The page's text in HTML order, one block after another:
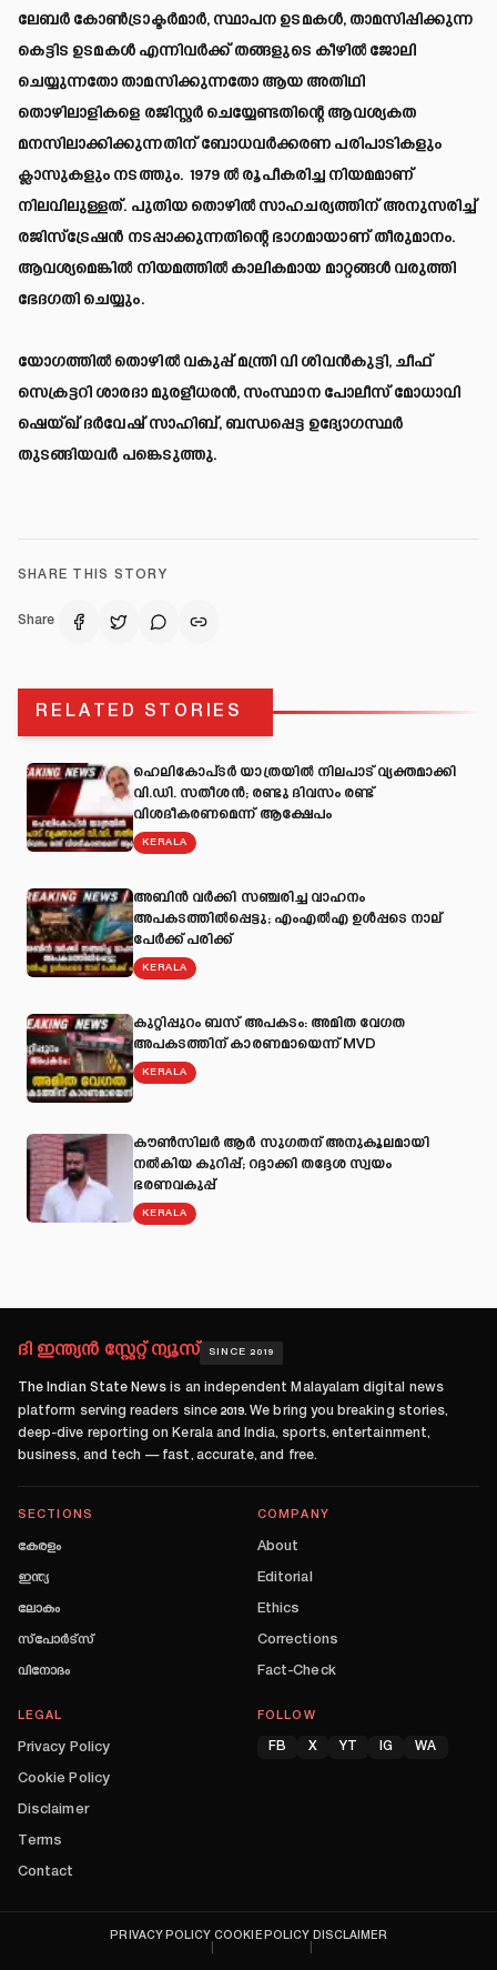
ലേബർ കോൺട്രാക്ടർമാർ, സ്ഥാപന ഉടമകൾ, താമസിപ്പിക്കുന്ന
കെട്ടിട ഉടമകൾ എന്നിവർക്ക് തങ്ങളുടെ കീഴിൽ ജോലി
ചെയ്യുന്നതോ താമസിക്കുന്നതോ ആയ അതിഥി
തൊഴിലാളികളെ രജിസ്റ്റർ ചെയ്യേണ്ടതിന്റെ ആവശ്യകത
മനസിലാക്കിക്കുന്നതിന് ബോധവർക്കരണ പരിപാടികളും
ക്ലാസുകളും നടത്തും. 1979 ൽ രൂപീകരിച്ച നിയമമാണ്
നിലവിലുള്ളത്. പുതിയ തൊഴിൽ സാഹചര്യത്തിന് അനുസരിച്ച്
രജിസ്‌ട്രേഷൻ നടപ്പാക്കുന്നതിന്റെ ഭാഗമായാണ് തീരുമാനം.
ആവശ്യമെങ്കിൽ നിയമത്തിൽ കാലികമായ മാറ്റങ്ങൾ വരുത്തി
ഭേദഗതി ചെയ്യും.
യോഗത്തിൽ തൊഴിൽ വകുപ്പ് മന്ത്രി വി ശിവൻകുട്ടി, ചീഫ്
സെക്രട്ടറി ശാരദാ മുരളീധരൻ, സംസ്ഥാന പോലീസ് മോധാവി
ഷെയ്ഖ് ദർവേഷ് സാഹിബ്, ബന്ധപ്പെട്ട ഉദ്യോഗസ്ഥർ
തുടങ്ങിയവർ പങ്കെടുത്തു.
SHARE THIS STORY
Share
RELATED STORIES
ഹെലികോപ്ടർ യാത്രയിൽ നിലപാട് വ്യക്തമാക്കി
വി.ഡി. സതീശൻ; രണ്ടു ദിവസം രണ്ട്
വിശദീകരണമെന്ന് ആക്ഷേപം
KERALA
അബിന്‍ വര്‍ക്കി സഞ്ചരിച്ച വാഹനം
അപകടത്തില്‍പ്പെട്ടു; എംഎല്‍എ ഉള്‍പ്പടെ നാല്
പേര്‍ക്ക് പരിക്ക്
KERALA
കുറ്റിപ്പുറം ബസ് അപകടം: അമിത വേഗത
അപകടത്തിന് കാരണമായെന്ന് MVD
KERALA
കൗൺസിലർ ആർ സുഗതന് അനുകൂലമായി
നല്‍കിയ കുറിപ്പ്; റദ്ദാക്കി തദ്ദേശ സ്വയം
ഭരണവകുപ്പ്
KERALA
ദി ഇന്ത്യൻ സ്റ്റേറ്റ് ന്യൂസ് SINCE 2019
The Indian State News is an independent Malayalam digital news
platform serving readers since 2019. We bring you breaking stories,
deep-dive reporting on Kerala and India, sports, entertainment,
business, and tech — fast, accurate, and free.
SECTIONS
കേരളം
ഇന്ത്യ
ലോകം
സ്പോർട്സ്
വിനോദം
COMPANY
About
Editorial
Ethics
Corrections
Fact-Check
LEGAL
Privacy Policy
Cookie Policy
Disclaimer
Terms
Contact
FOLLOW
FB X YT IG WA
PRIVACY POLICY COOKIE POLICY DISCLAIMER